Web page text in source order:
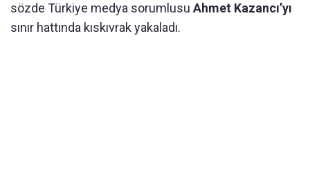
sözde Türkiye medya sorumlusu Ahmet Kazancı’yı
sınır hattında kıskıvrak yakaladı.